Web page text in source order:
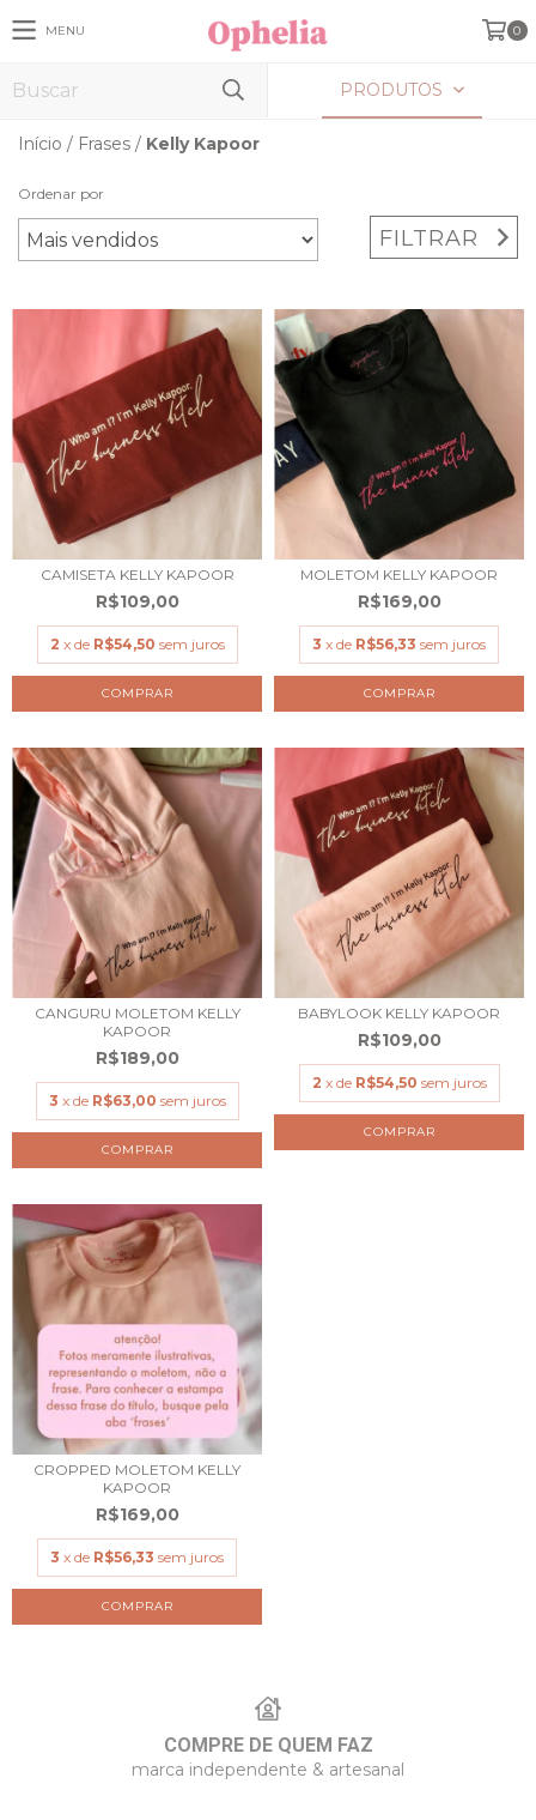
MENU 0
PRODUTOS
Início / Frases / Kelly Kapoor
Ordenar por
FILTRAR
CAMISETA KELLY KAPOOR
R$109,00
2 x de R$54,50 sem juros
COMPRAR
MOLETOM KELLY KAPOOR
R$169,00
3 x de R$56,33 sem juros
COMPRAR
CANGURU MOLETOM KELLY
KAPOOR
R$189,00
3 x de R$63,00 sem juros
COMPRAR
BABYLOOK KELLY KAPOOR
R$109,00
2 x de R$54,50 sem juros
COMPRAR
CROPPED MOLETOM KELLY
KAPOOR
R$169,00
3 x de R$56,33 sem juros
COMPRAR
COMPRE DE QUEM FAZ
marca independente & artesanal